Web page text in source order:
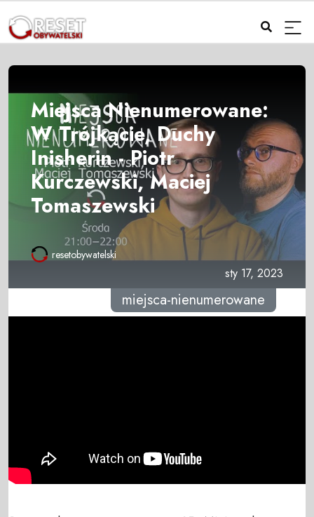
Miejsca Nienumerowane:
W Trójkącie, Duchy
Inisherin - Piotr
Kurczewski, Maciej
Tomaszewski
resetobywatelski
sty 17, 2023
miejsca-nienumerowane